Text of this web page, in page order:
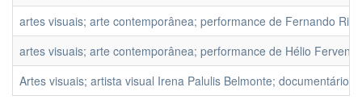
artes visuais; arte contemporânea; performance de Fernando
artes visuais; arte contemporânea; performance de Hélio
Artes visuais; artista visual Irena Palulis Belmonte; documentário